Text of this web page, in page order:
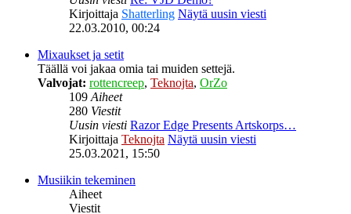
Kirjoittaja Shatterling Näytä uusin viesti
22.03.2010, 00:24
Mixaukset ja setit
Täällä voi jakaa omia tai muiden settejä.
Valvojat: rottencreep, Teknojta, OrZo
109Aiheet
280 Viestit
Uusin viesti Razor Edge Presents Artskorps…
Kirjoittaja Teknojta Näytä uusin viesti
25.03.2021, 15:50
Musiikin tekeminen
Aiheet
Viestit